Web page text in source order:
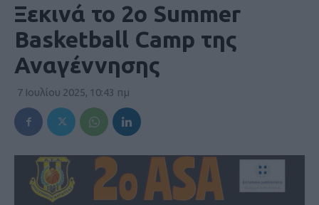
Ξεκινά το 2ο Summer
Basketball Camp της
Αναγέννησης
7 Ιουλίου 2025, 10:43 πμ